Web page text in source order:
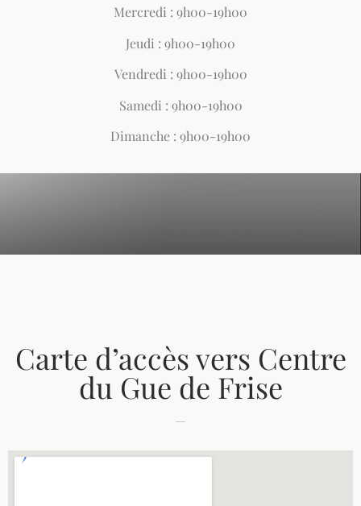
Mercredi : 9h00-19h00
Jeudi : 9h00-19h00
Vendredi : 9h00-19h00
Samedi : 9h00-19h00
Dimanche : 9h00-19h00
Carte d’accès vers Centre
du Gue de Frise